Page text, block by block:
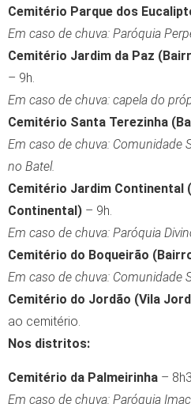
Cemitério Parque dos
Em caso de chuva: Paróquia
Cemitério Jardim da Paz
– 9h.
Em caso de chuva: capela do
Cemitério Santa Terezinha
Em caso de chuva: Comunidade
no Batel.
Cemitério Jardim Continental
Continental) – 9h.
Em caso de chuva: Paróquia
Cemitério do Boqueirão
Em caso de chuva: Comunidade
Cemitério do Jordão (Vila
ao cemitério.
Nos distritos:
Cemitério da Palmeirinha –
Em caso de chuva: Paróquia